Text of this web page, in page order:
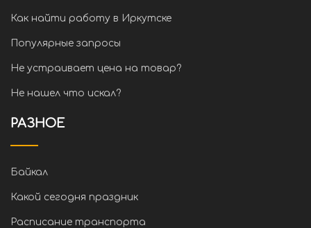
Как найти работу в Иркутске
Популярные запросы
Не устраивает цена на товар?
Не нашел что искал?
РАЗНОЕ
Байкал
Какой сегодня праздник
Расписание транспорта